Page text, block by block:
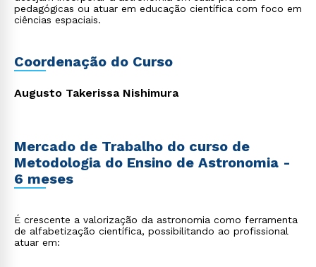
pedagógicas ou atuar em educação científica com foco em
ciências espaciais.
Coordenação do Curso
Augusto Takerissa Nishimura
Mercado de Trabalho do curso de
Metodologia do Ensino de Astronomia -
6 meses
É crescente a valorização da astronomia como ferramenta
de alfabetização científica, possibilitando ao profissional
atuar em: